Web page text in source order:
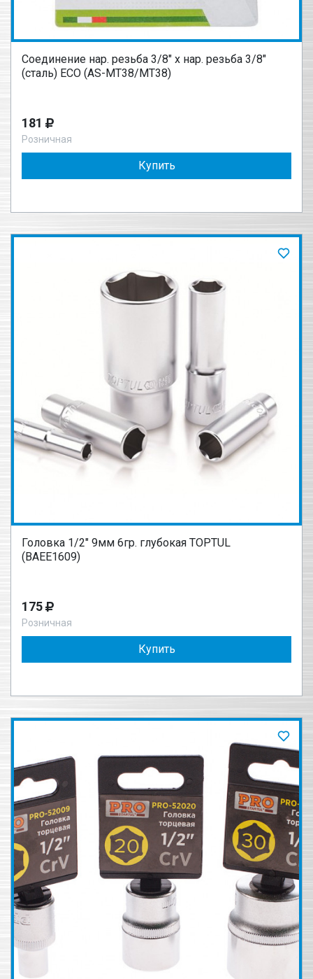
Соединение нар. резьба 3/8" х нар. резьба 3/8"
(сталь) ECO (AS-MT38/MT38)
181
Розничная
Купить
Головка 1/2" 9мм 6гр. глубокая TOPTUL
(BAEE1609)
175
Розничная
Купить